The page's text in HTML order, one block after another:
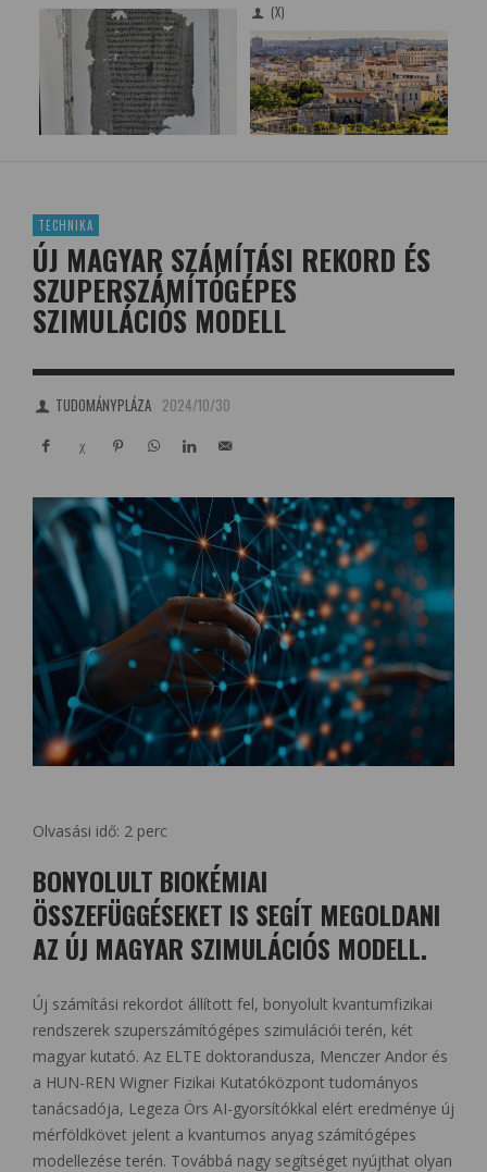
(X)
TECHNIKA
ÚJ MAGYAR SZÁMÍTÁSI REKORD ÉS
SZUPERSZÁMÍTÓGÉPES
SZIMULÁCIÓS MODELL
TUDOMÁNYPLÁZA 2024/10/30
Olvasási idő: 2 perc
BONYOLULT BIOKÉMIAI
ÖSSZEFÜGGÉSEKET IS SEGÍT MEGOLDANI
AZ ÚJ MAGYAR SZIMULÁCIÓS MODELL.
Új számítási rekordot állított fel, bonyolult kvantumfizikai
rendszerek szuperszámítógépes szimulációi terén, két
magyar kutató. Az ELTE doktorandusza, Menczer Andor és
a HUN-REN Wigner Fizikai Kutatóközpont tudományos
tanácsadója, Legeza Örs AI-gyorsítókkal elért eredménye új
mérföldkövet jelent a kvantumos anyag számítógépes
modellezése terén. Továbbá nagy segítséget nyújthat olyan